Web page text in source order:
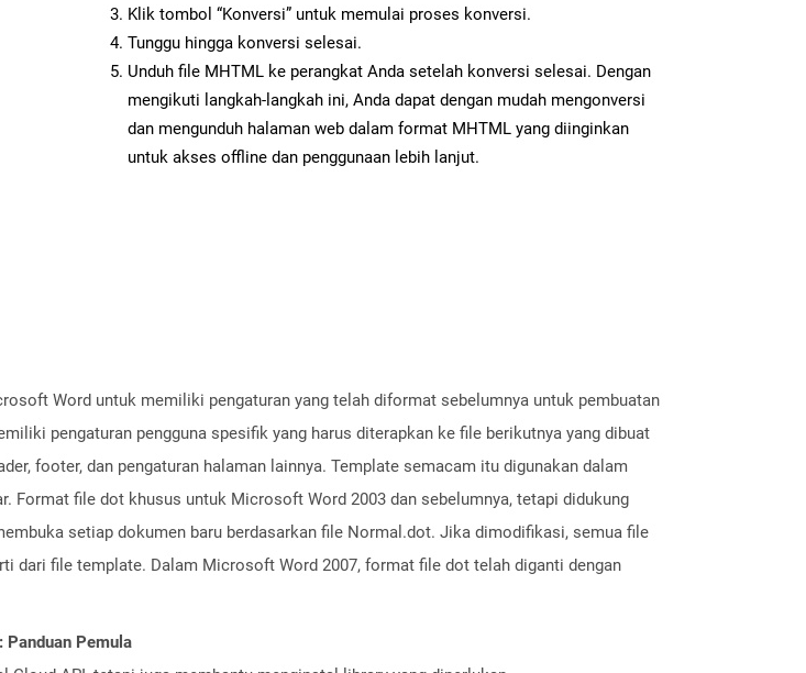
Klik tombol “Konversi” untuk memulai proses konversi.
Tunggu hingga konversi selesai.
Unduh file MHTML ke perangkat Anda setelah konversi selesai. Dengan
mengikuti langkah-langkah ini, Anda dapat dengan mudah mengonversi
dan mengunduh halaman web dalam format MHTML yang diinginkan
untuk akses offline dan penggunaan lebih lanjut.
Word untuk memiliki pengaturan yang telah diformat sebelumnya untuk pembuatan
pengaturan pengguna spesifik yang harus diterapkan ke file berikutnya yang dibuat
footer, dan pengaturan halaman lainnya. Template semacam itu digunakan dalam
Format file dot khusus untuk Microsoft Word 2003 dan sebelumnya, tetapi didukung
setiap dokumen baru berdasarkan file Normal.dot. Jika dimodifikasi, semua file
dari file template. Dalam Microsoft Word 2007, format file dot telah diganti dengan
Panduan Pemula